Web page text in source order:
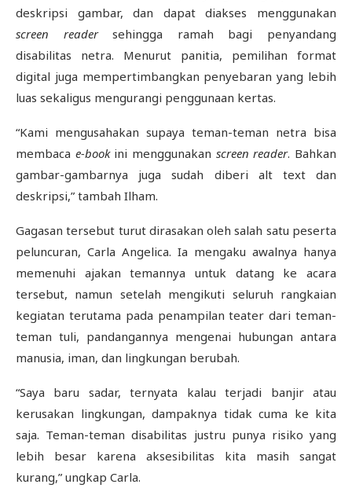
deskripsi gambar, dan dapat diakses menggunakan
screen readersehingga ramah bagi penyandang
disabilitas netra. Menurut panitia, pemilihan format
digital juga mempertimbangkan penyebaran yang lebih
luas sekaligus mengurangi penggunaan kertas.
“Kami mengusahakan supaya teman-teman netra bisa
membaca e-bookini menggunakan screen reader. Bahkan
gambar-gambarnya juga sudah diberi alt text dan
deskripsi,” tambah Ilham.
Gagasan tersebut turut dirasakan oleh salah satu peserta
peluncuran, Carla Angelica. Ia mengaku awalnya hanya
memenuhi ajakan temannya untuk datang ke acara
tersebut, namun setelah mengikuti seluruh rangkaian
kegiatan terutama pada penampilan teater dari teman-
teman tuli, pandangannya mengenai hubungan antara
manusia, iman, dan lingkungan berubah.
“Saya baru sadar, ternyata kalau terjadi banjir atau
kerusakan lingkungan, dampaknya tidak cuma ke kita
saja. Teman-teman disabilitas justru punya risiko yang
lebih besar karena aksesibilitas kita masih sangat
kurang,” ungkap Carla.